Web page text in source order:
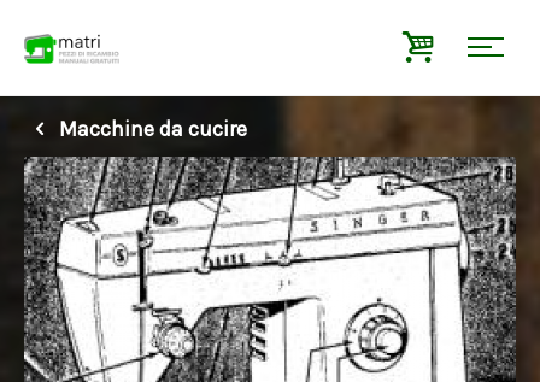
Macchine da cucire